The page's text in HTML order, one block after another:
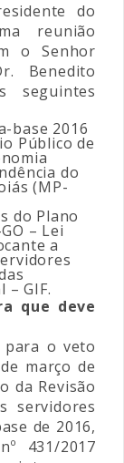
do
reunião
o Senhor
Benedito
seguintes
base 2016
Público de
do
(MP-
do Plano
– Lei
a
– GIF.
que deve
para o veto
março de
da Revisão
servidores
de 2016,
431/2017